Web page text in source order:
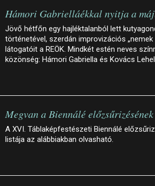
Hámori Gabrielláékkal nyitja a
Jövő hétfőn egy hajléktalanból lett
történetével, szerdán improvizációs „nemek
látogatóit a REÖK. Mindkét estén neves
közönség: Hámori Gabriella és Kovács
Megvan a Biennálé
A XVI. Táblaképfestészeti Biennálé
listája az alábbiakban olvasható.